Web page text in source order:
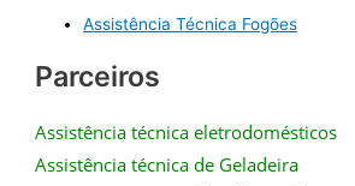
Assistência Técnica Fogões
Parceiros
Assistência técnica eletrodomésticos
Assistência técnica de Geladeira